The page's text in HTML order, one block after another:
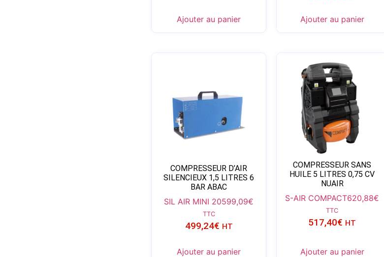
Ajouter au panier Ajouter au panier
COMPRESSEUR D’AIR
SILENCIEUX 1,5 LITRES 6
BAR ABAC
SIL AIR MINI 20599,09€
TTC
499,24€ HT
Ajouter au panier
COMPRESSEUR SANS
HUILE 5 LITRES 0,75 CV
NUAIR
S-AIR COMPACT620,88€
TTC
517,40€ HT
Ajouter au panier